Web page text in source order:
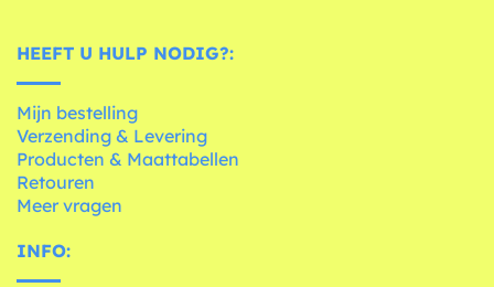
HEEFT U HULP NODIG?:
Mijn bestelling
Verzending & Levering
Producten & Maattabellen
Retouren
Meer vragen
INFO: